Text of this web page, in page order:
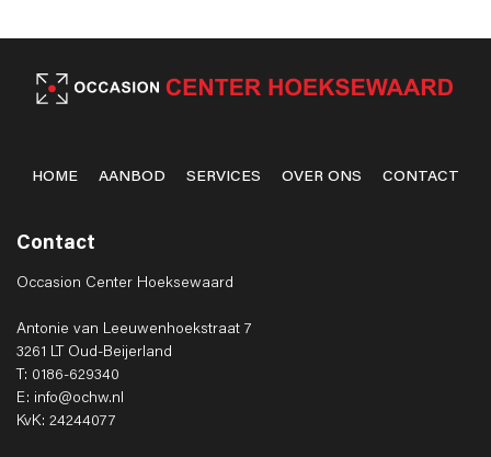
HOME AANBOD SERVICES OVER ONS CONTACT
Contact
Occasion Center Hoeksewaard
Antonie van Leeuwenhoekstraat 7
3261 LT Oud-Beijerland
T: 0186-629340
E: info@ochw.nl
KvK: 24244077